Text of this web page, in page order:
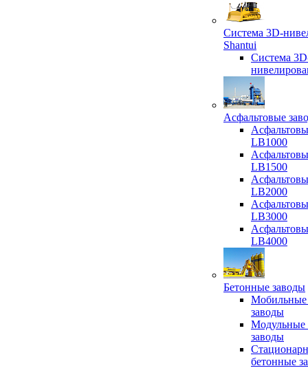
Система 3D-
Shantui
Система
Асфальтовые
LB1000
LB1500
LB2000
LB3000
LB4000
Бетонные заводы
Мобильные
заводы
Модульные
заводы
бетонные